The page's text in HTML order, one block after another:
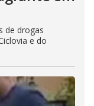
de drogas
e do